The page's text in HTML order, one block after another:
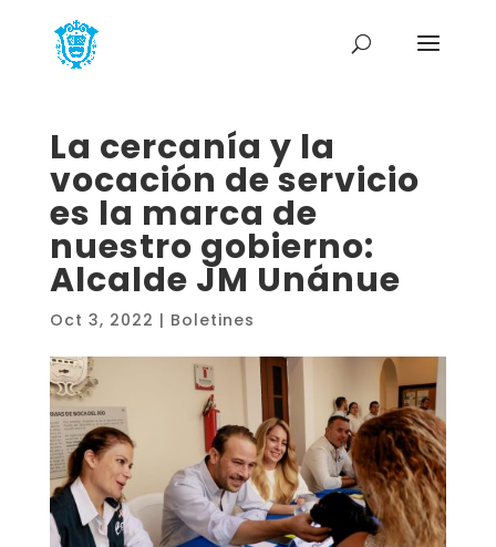
La cercanía y la
vocación de servicio
es la marca de
nuestro gobierno:
Alcalde JM Unánue
Oct 3, 2022 | Boletines